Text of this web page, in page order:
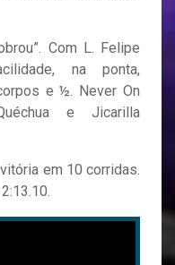
Com L. Felipe
na ponta,
e ½. Never On
e Jicarilla
em 10 corridas.